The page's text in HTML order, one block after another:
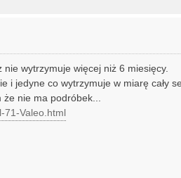
wytrzymuje więcej niż 6 miesięcy.
i jedyne co wytrzymuje w miarę cały
nie ma podróbek...
71-Valeo.html